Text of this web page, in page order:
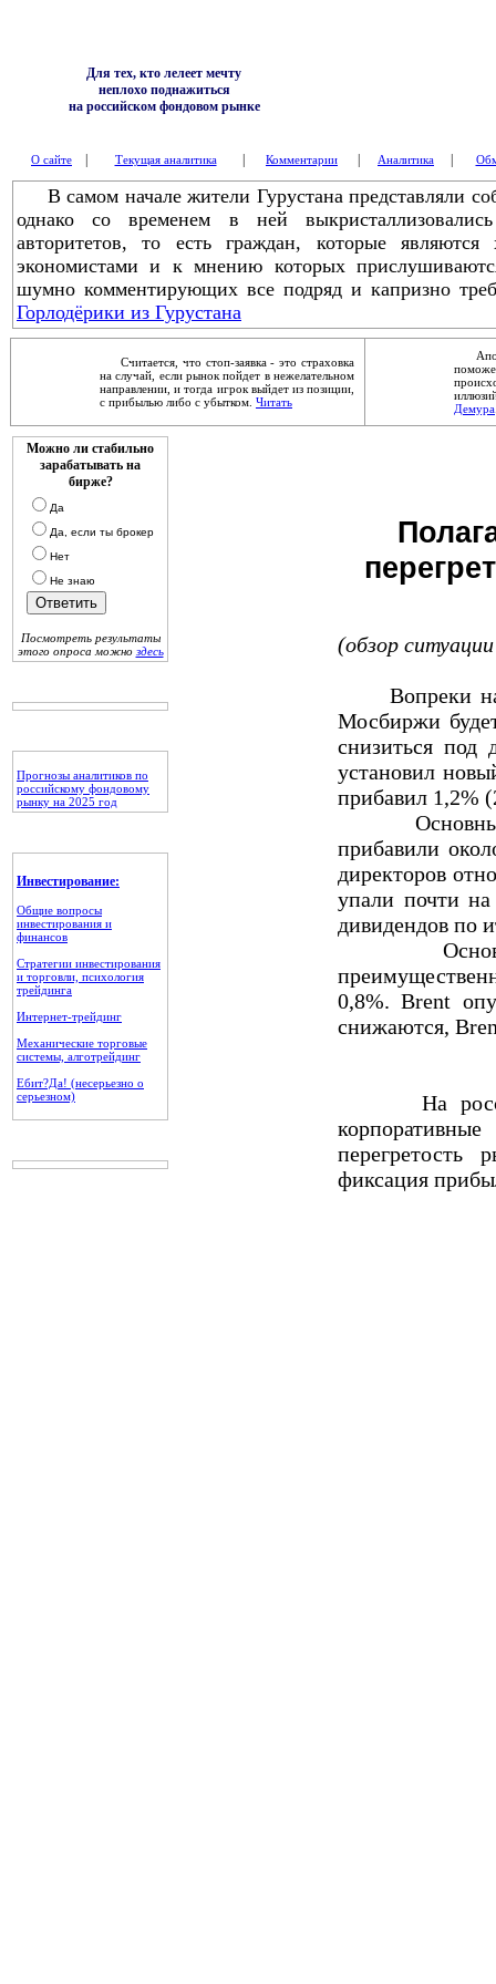
Для тех, кто лелеет мечту
неплохо поднажиться
на российском фондовом рынке
О сайте Текущая аналитика Комментарии Аналитика
В самом начале жители Гурустана представляли
однако со временем в ней
авторитетов, то есть граждан, которые являются
экономистами и к мнению которых
шумно комментирующих все подряд и капризно
Горлодёрики из Гурустана
Считается, что стоп-заявка - это страховка
на случай, если рынок пойдет в нежелательном
направлении, и тогда игрок выйдет из позиции,
с прибылью либо с убытком. Читать
Демура
Можно ли стабильно
зарабатывать на
бирже?
Да
Да, если ты брокер
Нет
Не знаю
Посмотреть результаты
этого опроса можно здесь
Прогнозы аналитиков по
российскому фондовому
рынку на 2025 год
Инвестирование:
Общие вопросы
инвестирования и
финансов
Стратегии инвестирования
и торговли, психология
трейдинга
Интернет-трейдинг
Механические торговые
системы, алготрейдинг
Ебит?Да! (несерьезно о
серьезном)
(обзор
Вопреки
Мосбиржи
снизиться под
установил
прибавил 1,2%
Основным
прибавили
директоров
упали почти на
дивидендов по
Основные
0,8%. Brent
снижаются,
На
фиксация